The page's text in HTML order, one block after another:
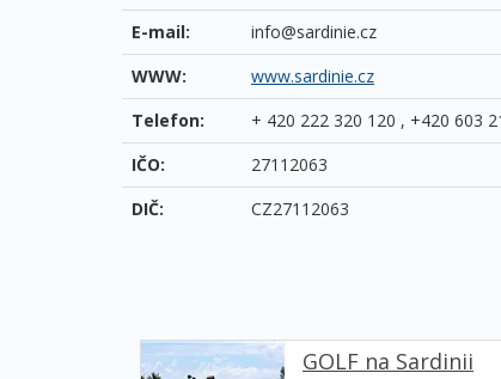
E-mail:
info@sardinie.cz
WWW:
www.sardinie.cz
Telefon:
+ 420 222 320 120 , +420 603
IČO:
27112063
DIČ:
CZ27112063
GOLF na Sardinii